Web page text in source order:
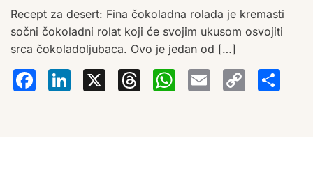
Recept za desert: Fina čokoladna rolada je kremasti
sočni čokoladni rolat koji će svojim ukusom osvojiti
srca čokoladoljubaca. Ovo je jedan od […]
Facebook
LinkedIn
X Threads
Email